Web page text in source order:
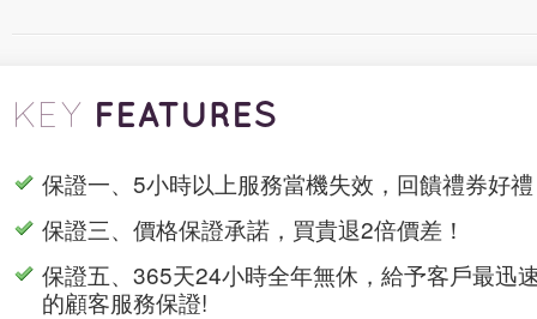
KEY FEATURES
保證一、5小時以上服務當機失效，回饋禮券好
保證三、價格保證承諾，買貴退2倍價差！
保證五、365天24小時全年無休，給予客戶最迅
的顧客服務保證!